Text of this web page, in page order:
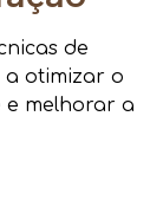
de
otimizar o
e melhorar a